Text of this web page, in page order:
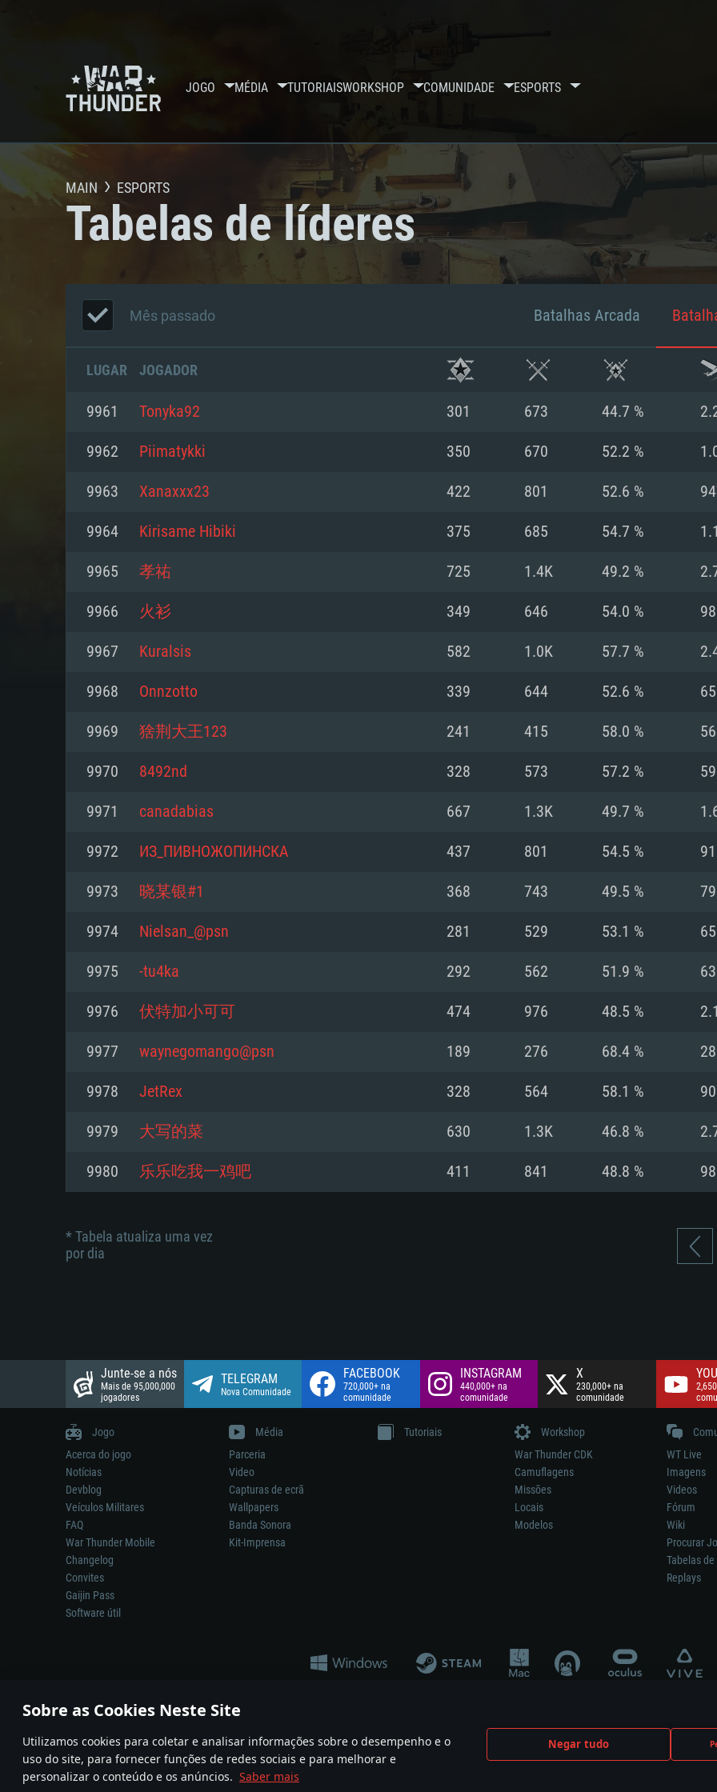
Sobre as Cookies Neste Site
Utilizamos cookies para coletar e analisar informações sobre o desempenho e o
uso do site, para fornecer funções de redes sociais e para melhorar e
personalizar o conteúdo e os anúncios. Saber mais
Negar tudo
JOGO MÉDIA TUTORIAISWORKSHOP COMUNIDADE ESPORTS
REQUERIMENTOS DE
Mínimo
77XX / NVIDIA GeForce GTX 660. Resolução
mínima suportada: 720p
Network: Internet de banda larga.
Disco: 23,1 GB
superior
Memória: 16 GB
Placa Gráfica:
Nvidia GeForce
Mínimo
mais recente
Processador: Core i5 2.2GHz mínimo (Intel Xeon
não suportado)
Memória: 6 GB
Placa Gráfica: Intel Iris Pro 5200 (Mac),
mínima suportada: 720p com suporte Metal.
Network: Internet de banda larga.
Disco: 21,5 GB
mais recente
Processador:
Memória: 8 GB
Placa Gráfica:
suporte Metal.
Network: Internet
Disco: 60,2 GB
Mínimo
do Linux de 64bit
Processador: Dual-Core 2.4 GHz
Memória: 4 GB
Placa Gráfica: NVIDIA 660 com os drivers mais
recentes (não mais de 6 meses) / equivalentes
Vulkan (não mais de 6 meses); Resolução mínima
suportada: 720p.
Network: Internet de banda larga.
Disco: 21,5 GB
recentes (não
AMD (Radeon
Vulkan.
Network: Internet
Disco: 60,2 GB
MAIN ESPORTS
Tabelas de líderes
Mês passado Batalhas Arcada
LUGAR JOGADOR
9961 Tonyka92 301 673 44.7 %
9962 Piimatykki 350 670 52.2 %
9963 Xanaxxx23 422 801 52.6 %
9964 Kirisame Hibiki 375 685 54.7 %
9965 孝祐 725 1.4K 49.2 %
9966 火衫 349 646 54.0 %
9967 Kuralsis 582 1.0K 57.7 %
9968 Onnzotto 339 644 52.6 %
9969 猞荆大王123 241 415 58.0 %
9970 8492nd 328 573 57.2 %
9971 canadabias 667 1.3K 49.7 %
9972 ИЗ_ПИВНОЖОПИНСКА 437 801 54.5 %
9973 晓某银#1 368 743 49.5 %
9974 Nielsan_@psn 281 529 53.1 %
9975 -tu4ka 292 562 51.9 %
9976 伏特加小可可 474 976 48.5 %
9977 waynegomango@psn 189 276 68.4 %
9978 JetRex 328 564 58.1 %
9979 大写的菜 630 1.3K 46.8 %
9980 乐乐吃我一鸡吧 411 841 48.8 %
* Tabela atualiza uma vez
por dia
Junte-se a nós
Mais de 95,000,000
jogadores
TELEGRAM
Nova Comunidade
FACEBOOK
720,000+ na
comunidade
INSTAGRAM
440,000+ na
comunidade
X
230,000+ na
comunidade
Jogo
Acerca do jogo
Notícias
Devblog
Veículos Militares
FAQ
War Thunder Mobile
Changelog
Convites
Gaijin Pass
Software útil
Média
Parceria
Video
Capturas de ecrã
Wallpapers
Banda Sonora
Kit-Imprensa
Tutoriais
Workshop
War Thunder CDK
Camuflagens
Missões
Locais
Modelos
WT Live
Imagens
Videos
Fórum
Wiki
Procurar
Tabelas
Replays
A reprodução de qualquer sistema de armas ou veículo neste jogo não significa participação no desenvolvimento, patrocínio ou aval do respetivo
© 2011—2026 Gaijin Games Kft. All trademarks, logos and brand names are the property of their respective owners.
Termos e condições Termos de Serviço